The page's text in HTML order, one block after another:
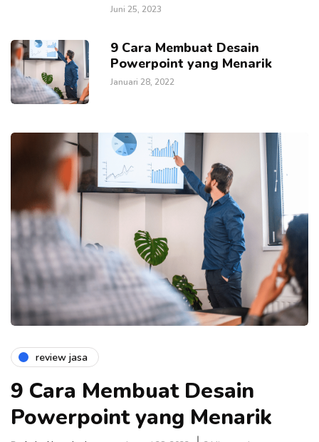
Juni 25, 2023
9 Cara Membuat Desain
Powerpoint yang Menarik
Januari 28, 2022
review jasa
9 Cara Membuat Desain
Powerpoint yang Menarik